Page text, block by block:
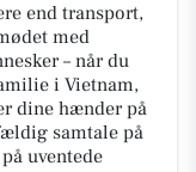
end transport,
med
– når du
i Vietnam,
dine hænder på
samtale på
uventede